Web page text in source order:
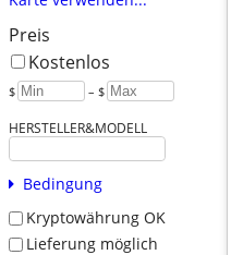
Preis
Kostenlos
$ – $
HERSTELLER&MODELL
Bedingung
Kryptowährung OK
Lieferung möglich